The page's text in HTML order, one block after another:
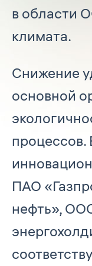
в области
климата.
Снижение
основной
ПАО
нефть»,